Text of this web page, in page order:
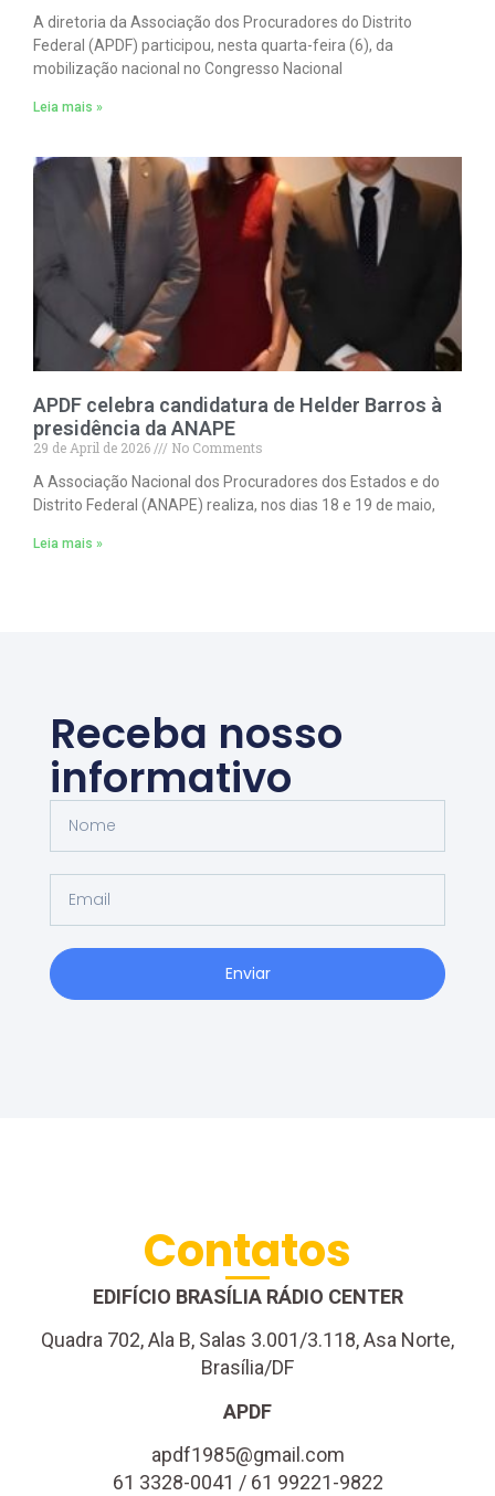
A diretoria da Associação dos Procuradores do Distrito
Federal (APDF) participou, nesta quarta-feira (6), da
mobilização nacional no Congresso Nacional
Leia mais »
APDF celebra candidatura de Helder Barros à
presidência da ANAPE
29 de April de 2026
No Comments
A Associação Nacional dos Procuradores dos Estados e do
Distrito Federal (ANAPE) realiza, nos dias 18 e 19 de maio,
Leia mais »
Receba nosso
informativo
Enviar
Contatos
EDIFÍCIO BRASÍLIA RÁDIO CENTER
Quadra 702, Ala B, Salas 3.001/3.118, Asa Norte,
Brasília/DF
APDF
apdf1985@gmail.com
61 3328-0041 / 61 99221-9822